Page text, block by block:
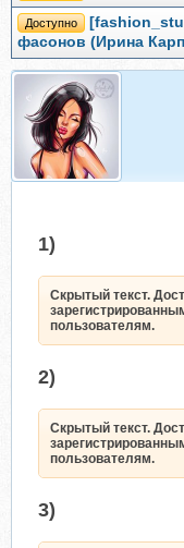
Доступно
фасонов (Ирина
1)
Скрытый текст.
пользователям.
2)
Скрытый текст.
пользователям.
3)